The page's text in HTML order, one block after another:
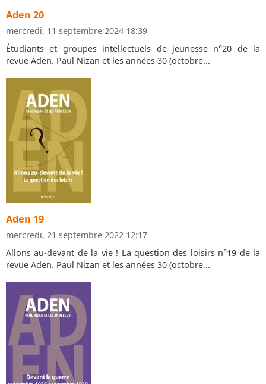
Aden 20
mercredi, 11 septembre 2024 18:39
Étudiants et groupes intellectuels de jeunesse n°20 de la
revue Aden. Paul Nizan et les années 30 (octobre...
Aden 19
mercredi, 21 septembre 2022 12:17
Allons au-devant de la vie ! La question des loisirs n°19 de la
revue Aden. Paul Nizan et les années 30 (octobre...